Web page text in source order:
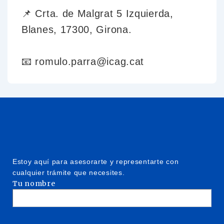
📌 Crta. de Malgrat 5 Izquierda,
Blanes, 17300, Girona.
📧 romulo.parra@icag.cat
Estoy aquí para asesorarte y representarte con
cualquier trámite que necesites.
Tu nombre